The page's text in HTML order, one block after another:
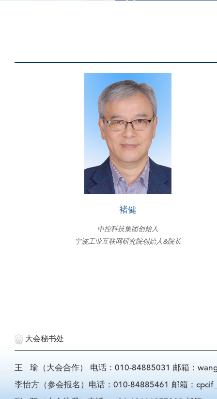
褚健
中控科技集团创始人
宁波工业互联网研究院创始人&院长
大会秘书处
王 瑜（大会合作） 电话：010-84885031 邮箱：
李怡方（参会报名）电话：010-84885461 邮箱：